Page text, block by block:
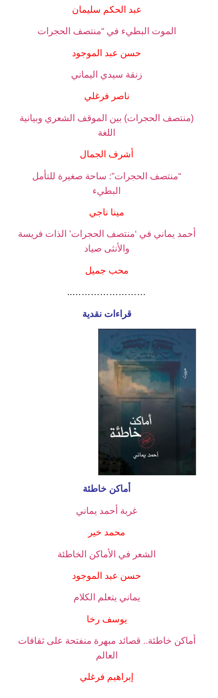
عبد الحكم سليمان
الموت البطيء في “منتصف الحجرات
حسن عبد الموجود
زنقة سيدي اليماني
ناصر فرغلي
(منتصف الحجرات) بين الموقف الشعري وبيانية
اللغة
أشرف الجمال
“منتصف الحجرات”: ساحة صغيرة للتأمل
البطيء
مينا ناجي
أحمد يماني في ‘منتصف الحجرات’ الذات فريسة
والأنثى صياد
محب جميل
……………………..
قراءات نقدية
أماكن خاطئة
غربة أحمد يماني
محمد خير
الشعر في الأماكن الخاطئة
حسن عبد الموجود
يماني يتعلم الكلام
يوسف رخا
أماكن خاطئة.. قصائد مبهرة منفتحة على ثقافات
العالم
إبراهيم فرغلي